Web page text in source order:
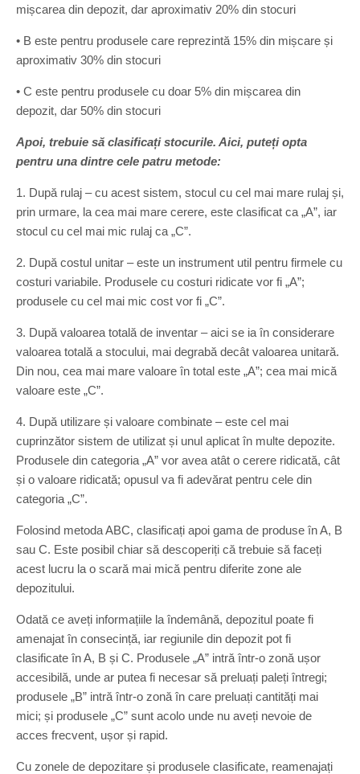
mișcarea din depozit, dar aproximativ 20% din stocuri
• B este pentru produsele care reprezintă 15% din mișcare și
aproximativ 30% din stocuri
• C este pentru produsele cu doar 5% din mișcarea din
depozit, dar 50% din stocuri
Apoi, trebuie să clasificați stocurile. Aici, puteți opta
pentru una dintre cele patru metode:
1. După rulaj – cu acest sistem, stocul cu cel mai mare rulaj și,
prin urmare, la cea mai mare cerere, este clasificat ca „A”, iar
stocul cu cel mai mic rulaj ca „C”.
2. După costul unitar – este un instrument util pentru firmele cu
costuri variabile. Produsele cu costuri ridicate vor fi „A”;
produsele cu cel mai mic cost vor fi „C”.
3. După valoarea totală de inventar – aici se ia în considerare
valoarea totală a stocului, mai degrabă decât valoarea unitară.
Din nou, cea mai mare valoare în total este „A”; cea mai mică
valoare este „C”.
4. După utilizare și valoare combinate – este cel mai
cuprinzător sistem de utilizat și unul aplicat în multe depozite.
Produsele din categoria „A” vor avea atât o cerere ridicată, cât
și o valoare ridicată; opusul va fi adevărat pentru cele din
categoria „C”.
Folosind metoda ABC, clasificați apoi gama de produse în A, B
sau C. Este posibil chiar să descoperiți că trebuie să faceți
acest lucru la o scară mai mică pentru diferite zone ale
depozitului.
Odată ce aveți informațiile la îndemână, depozitul poate fi
amenajat în consecință, iar regiunile din depozit pot fi
clasificate în A, B și C. Produsele „A” intră într-o zonă ușor
accesibilă, unde ar putea fi necesar să preluați paleți întregi;
produsele „B” intră într-o zonă în care preluați cantități mai
mici; și produsele „C” sunt acolo unde nu aveți nevoie de
acces frecvent, ușor și rapid.
Cu zonele de depozitare și produsele clasificate, reamenajați